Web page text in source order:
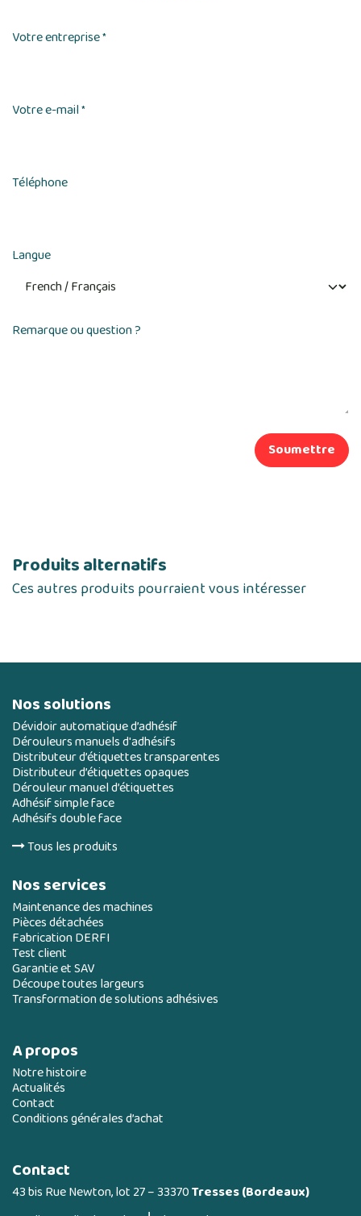
Votre entreprise*
Votre e-mail*
Téléphone
Langue
Remarque ou question ?
Soumettre
Produits alternatifs
Ces autres produits pourraient vous intéresser
Nos solutions
Dévidoir automatique d’adhésif
Dérouleurs manuels d'adhésifs
Distributeur d’étiquettes transparentes
Distributeur d’étiquettes opaques
Dérouleur manuel d’étiquettes
Adhésif simple face
Adhésifs double face
Tous les produits
Nos services
Maintenance des machines
Pièces détachées
Fabrication DERFI
Test client
Garantie et SAV
Découpe toutes largeurs
Transformation de solutions adhésives
A propos
Notre histoire
Actualités
Contact
Conditions générales d’achat
Contact
43 bis Rue Newton, lot 27 – 33370Tresses (Bordeaux)